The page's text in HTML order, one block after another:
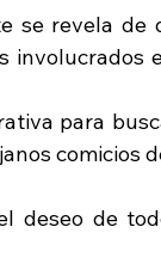
se revela de
involucrados
para
comicios
deseo de